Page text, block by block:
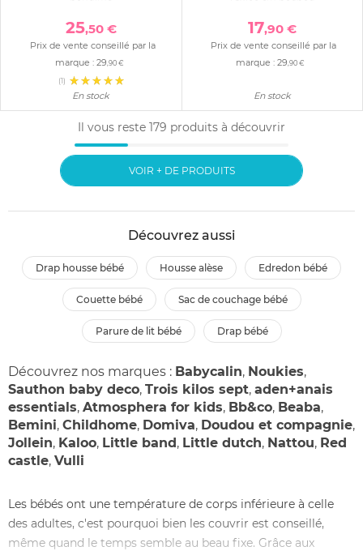
25,50 €
Prix de vente conseillé par la
marque : 29 ,90 €
(1)
En stock
17,90 €
Prix de vente conseillé par la
marque :29 ,90 €
En stock
Il vous reste 179 produits à découvrir
VOIR + DE PRODUITS
Découvrez aussi
drap housse bébé housse alèse edredon bébé
couette bébé sac de couchage bébé
parure de lit bébé drap bébé
Découvrez nos marques : Babycalin, Noukies,
Sauthon baby deco, Trois kilos sept, aden+anais
essentials, Atmosphera for kids, Bb&co, Beaba,
Bemini, Childhome, Domiva, Doudou et compagnie,
Jollein, Kaloo, Little band, Little dutch, Nattou, Red
castle, Vulli
Les bébés ont une température de corps inférieure à celle
des adultes, c'est pourquoi bien les couvrir est conseillé,
même quand le temps semble au beau fixe. Grâce aux